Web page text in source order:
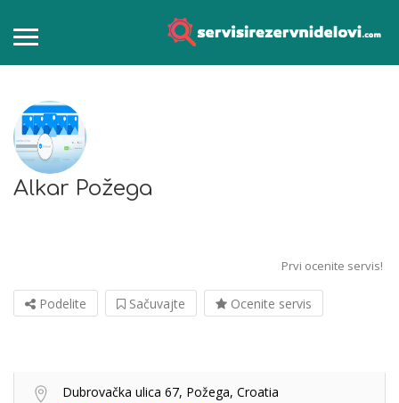
Alkar Požega
Prvi ocenite servis!
Podelite Sačuvajte Ocenite servis
Dubrovačka ulica 67, Požega, Croatia